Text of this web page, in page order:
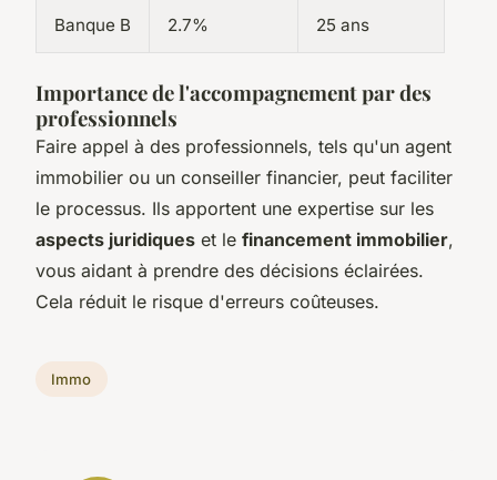
Banque B 2.7% 25 ans
Importance de l'accompagnement par des
professionnels
Faire appel à des professionnels, tels qu'un agent
immobilier ou un conseiller financier, peut faciliter
le processus. Ils apportent une expertise sur les
aspects juridiques et le financement immobilier,
vous aidant à prendre des décisions éclairées.
Cela réduit le risque d'erreurs coûteuses.
Immo